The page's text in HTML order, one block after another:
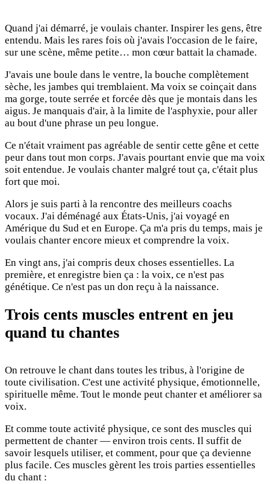
Quand j'ai démarré, je voulais chanter. Inspirer les gens, être
entendu. Mais les rares fois où j'avais l'occasion de le faire,
sur une scène, même petite… mon cœur battait la chamade.
J'avais une boule dans le ventre, la bouche complètement
sèche, les jambes qui tremblaient. Ma voix se coinçait dans
ma gorge, toute serrée et forcée dès que je montais dans les
aigus. Je manquais d'air, à la limite de l'asphyxie, pour aller
au bout d'une phrase un peu longue.
Ce n'était vraiment pas agréable de sentir cette gêne et cette
peur dans tout mon corps. J'avais pourtant envie que ma voix
soit entendue. Je voulais chanter malgré tout ça, c'était plus
fort que moi.
Alors je suis parti à la rencontre des meilleurs coachs
vocaux. J'ai déménagé aux États-Unis, j'ai voyagé en
Amérique du Sud et en Europe. Ça m'a pris du temps, mais je
voulais chanter encore mieux et comprendre la voix.
En vingt ans, j'ai compris deux choses essentielles. La
première, et enregistre bien ça : la voix, ce n'est pas
génétique. Ce n'est pas un don reçu à la naissance.
Trois cents muscles entrent en jeu
quand tu chantes
On retrouve le chant dans toutes les tribus, à l'origine de
toute civilisation. C'est une activité physique, émotionnelle,
spirituelle même. Tout le monde peut chanter et améliorer sa
voix.
Et comme toute activité physique, ce sont des muscles qui
permettent de chanter — environ trois cents. Il suffit de
savoir lesquels utiliser, et comment, pour que ça devienne
plus facile. Ces muscles gèrent les trois parties essentielles
du chant :